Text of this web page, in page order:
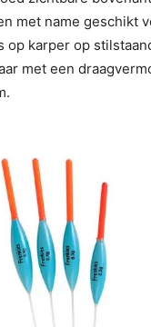
met name geschikt
op karper op
met een